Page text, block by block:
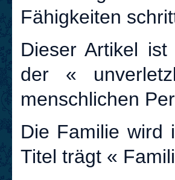
Fähigkeiten
Dieser Artikel
der «
menschlichen
Die Familie wird
Titel trägt «